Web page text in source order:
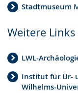
Stadtmuseum
Weitere Links
LWL-
Institut für Ur-
Wilhelms-